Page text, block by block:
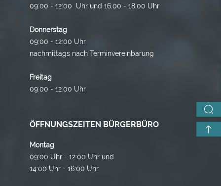
09:00 - 12:00 Uhr und 16.00 - 18.00 Uhr
Donnerstag
09:00 - 12:00 Uhr
nachmittags nach Terminvereinbarung
Freitag
09:00 - 12:00 Uhr
ÖFFNUNGSZEITEN BÜRGERBÜRO
Montag
09:00 Uhr - 12:00 Uhr und
14:00 Uhr - 16:00 Uhr